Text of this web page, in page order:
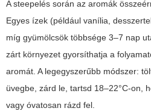
A steepelés során az aromák
Egyes ízek (például vanília,
míg gyümölcsök többsége 3–7 nap
zárt környezet gyorsíthatja a
aromát. A legegyszerűbb módszer:
üvegbe, zárd le, tartsd 18–22°C-on,
vagy óvatosan rázd fel.